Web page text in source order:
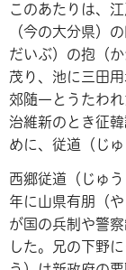
このあたりは、
（今の大分県）
だいぶ）の抱（
茂り、池に三田
郊随一とうたわ
治維新のとき征
めに、従道（じ
西郷従道（じゅ
年に山県有朋（
が国の兵制や警
した。兄の下野